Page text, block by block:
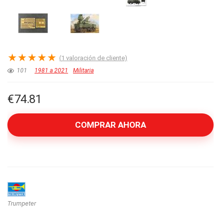
★★★★★ (1 valoración de cliente)
101 1981 a 2021 Militaria
€74.81
COMPRAR AHORA
Trumpeter